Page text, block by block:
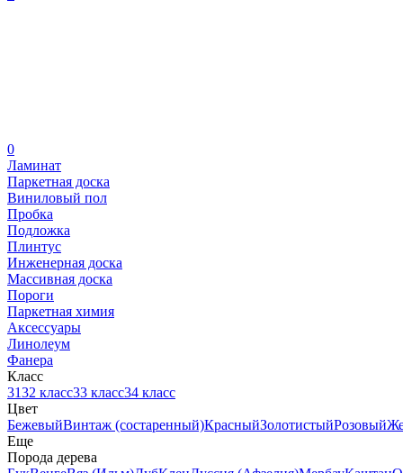
0
Ламинат
Паркетная доска
Виниловый пол
Пробка
Подложка
Плинтус
Инженерная доска
Массивная доска
Пороги
Паркетная химия
Аксессуары
Линолеум
Фанера
Класс
3132 класс33 класс34 класс
Цвет
БежевыйВинтаж (состаренный)КрасныйЗолотистыйРозовый
Еще
Порода дерева